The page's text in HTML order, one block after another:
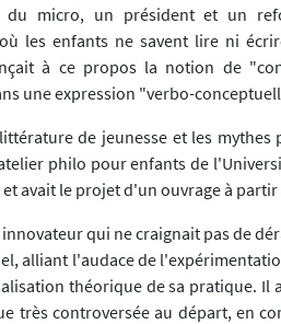
du micro, un président et un
les enfants ne savent lire ni
à ce propos la notion de
une expression "verbo-
de jeunesse et les
philo pour enfants de
et avait le projet d'un ouvrage à partir
qui ne craignait pas de
alliant l'audace de
théorique de sa pratique. Il
très controversée au départ, en